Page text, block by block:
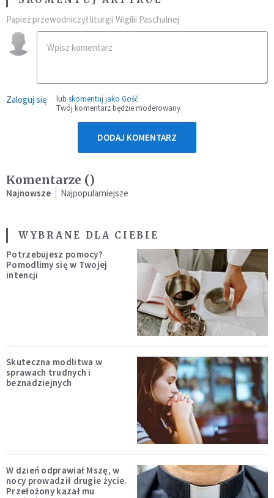
Papież przewodniczył liturgii Wigilii Paschalnej
Zaloguj się lub skomentuj jako Gość
Twój komentarz będzie moderowany
DODAJ KOMENTARZ
Komentarze ()
Najnowsze Najpopularniejsze
WYBRANE DLA CIEBIE
Potrzebujesz pomocy?
Pomodlimy się w Twojej
intencji
Skuteczna modlitwa w
sprawach trudnych i
beznadziejnych
W dzień odprawiał Mszę, w
nocy prowadził drugie życie.
Przełożony kazał mu